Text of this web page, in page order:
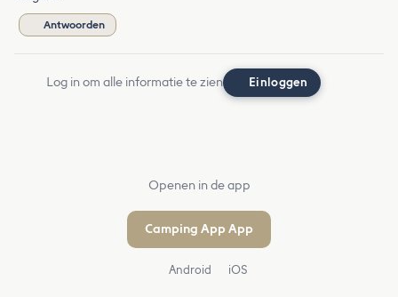
Antwoorden
Log in om alle informatie te zien Einloggen
Openen in de app
Camping App App
Android iOS